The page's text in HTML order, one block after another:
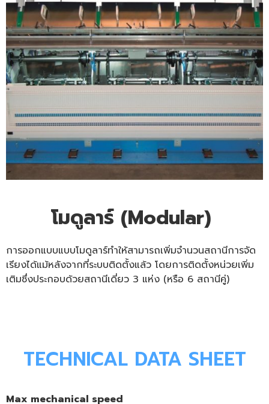
โมดูลาร์ (Modular)
การออกแบบแบบโมดูลาร์ทำให้สามารถเพิ่มจำนวนสถานีการจัด
เรียงได้แม้หลังจากที่ระบบติดตั้งแล้ว โดยการติดตั้งหน่วยเพิ่ม
เติมซึ่งประกอบด้วยสถานีเดี่ยว 3 แห่ง (หรือ 6 สถานีคู่)
TECHNICAL DATA SHEET
Max mechanical speed